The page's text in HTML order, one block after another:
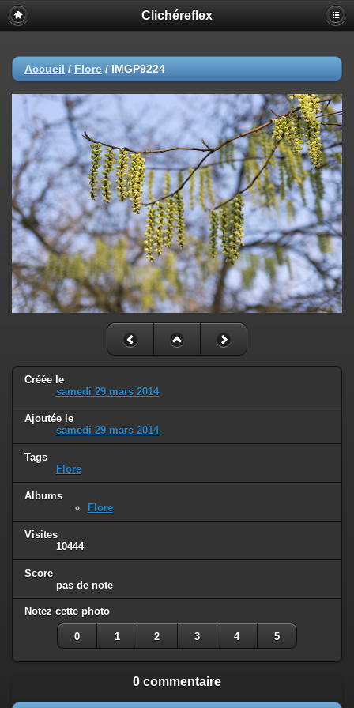
Clichéreflex
Accueil / Flore / IMGP9224
Créée le
samedi 29 mars 2014
Ajoutée le
samedi 29 mars 2014
Tags
Flore
Albums
Flore
Visites
10444
Score
pas de note
Notez cette photo
0 1 2 3 4 5
0 commentaire